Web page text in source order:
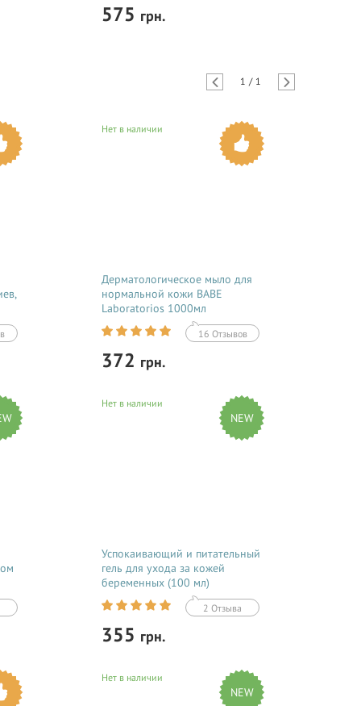
575 грн.
которые растворяются на коже и
Гиалуроновая кислота и сквален
1 / 1
Нет в наличии
Дерматологическое мыло для
нормальной кожи BABE
Laboratorios 1000мл
16 Отзывов
372 грн.
Купить
Нет в наличии
NEW
Успокаивающий и питательный
гель для ухода за кожей
беременных (100 мл)
2 Отзыва
355 грн.
Купить
Нет в наличии
NEW